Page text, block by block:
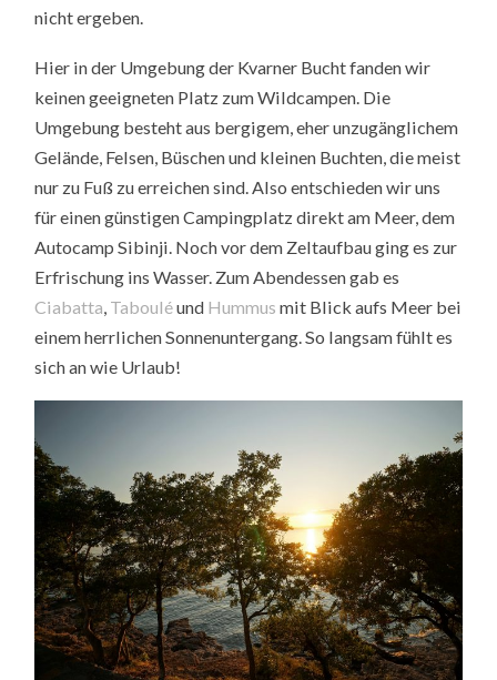
nicht ergeben.
Hier in der Umgebung der Kvarner Bucht fanden wir
keinen geeigneten Platz zum Wildcampen. Die
Umgebung besteht aus bergigem, eher unzugänglichem
Gelände, Felsen, Büschen und kleinen Buchten, die meist
nur zu Fuß zu erreichen sind. Also entschieden wir uns
für einen günstigen Campingplatz direkt am Meer, dem
Autocamp Sibinji. Noch vor dem Zeltaufbau ging es zur
Erfrischung ins Wasser. Zum Abendessen gab es
Ciabatta Tabouléund Hummusmit Blick aufs Meer bei
einem herrlichen Sonnenuntergang. So langsam fühlt es
sich an wie Urlaub!